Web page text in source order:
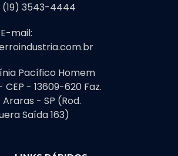
(19) 3543-4444
E-mail:
Pacífico Homem
- 13609-620 Faz.
- SP (Rod.
Saída 163)